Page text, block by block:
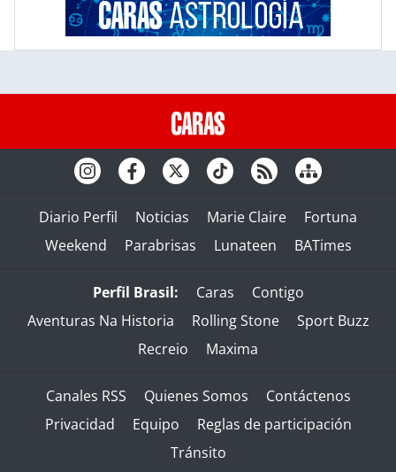
Diario Perfil Noticias Marie Claire
Fortuna
Weekend
Parabrisas Lunateen BATimes
Perfil Brasil: Caras
Contigo
Aventuras Na Historia
Rolling Stone
Sport Buzz
Recreio
Maxima
Canales RSS Quienes Somos
Contáctenos
Privacidad
Equipo
Reglas de participación
Tránsito